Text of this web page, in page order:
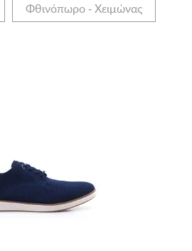
Φθινόπωρο - Χειμώνας